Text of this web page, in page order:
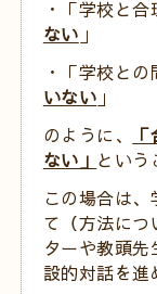
・「学校と
ない 」
・
「学校と
いない 」
のように、
ない」 という
この場合は
て（方法に
ターや教頭
設的対話を進